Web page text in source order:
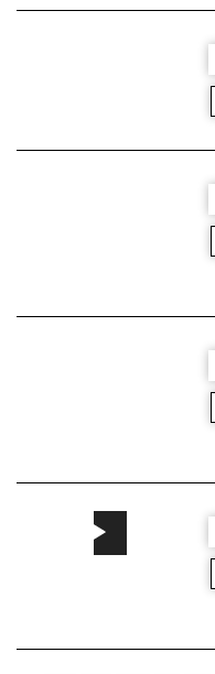
נגן
אודיו